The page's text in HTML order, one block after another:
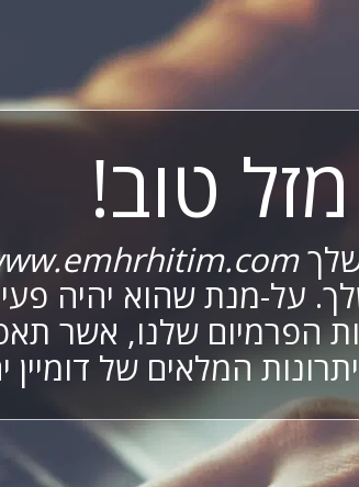
מזל טוב!
שלך
על-מנת שהוא יהיה
הפרמיום שלנו, אשר
המלאים של דומיין